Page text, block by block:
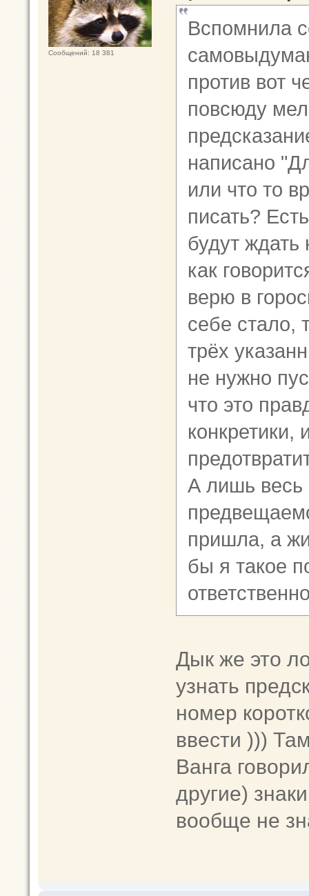
Сообщений: 18 381
Вспомнила
против вот
повсюду
написано
или что то
писать?
будут
как
верю в
себе стало,
трёх
не нужно
что это
конкретики,
А лишь весь
пришла, а
бы я такое
Дык же это
узнать
номер
ввести )))
Ванга
другие)
вообще не